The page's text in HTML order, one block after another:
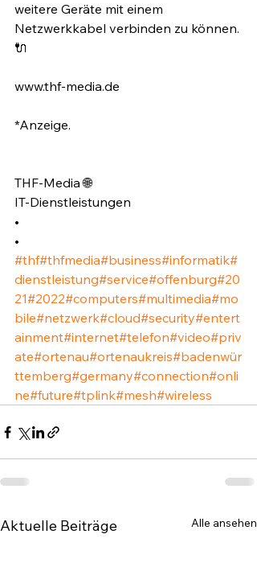
weitere Geräte mit einem
Netzwerkkabel verbinden zu können.
🔌⁣
www.thf-media.de⁣
*Anzeige. ⁣
THF-Media 🌐⁣
IT-Dienstleistungen⁣
•⁣
•⁣
#thf#thfmedia#business#informatik#
dienstleistung#service#offenburg#20
21#2022#computers#multimedia#mo
bile#netzwerk#cloud#security#entert
ainment#internet#telefon#video#priv
ate#ortenau#ortenaukreis#badenwür
ttemberg#germany#connection#onli
ne#future#tplink#mesh#wireless
Aktuelle Beiträge Alle ansehen